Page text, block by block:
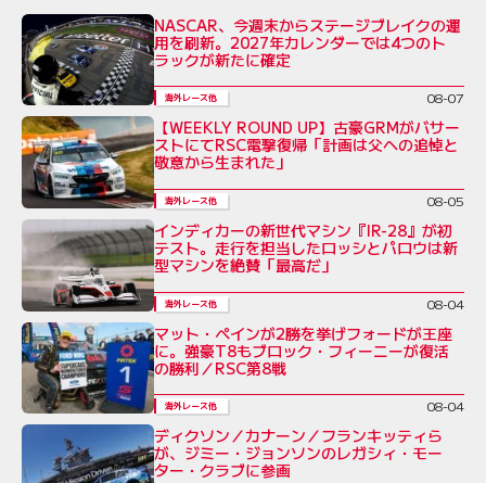
NASCAR、今週末からステージブレイクの運
用を刷新。2027年カレンダーでは4つのト
ラックが新たに確定
海外レース他 08-07
【WEEKLY ROUND UP】古豪GRMがバサー
ストにてRSC電撃復帰「計画は父への追悼と
敬意から生まれた」
海外レース他 08-05
インディカーの新世代マシン『IR-28』が初
テスト。走行を担当したロッシとパロウは新
型マシンを絶賛「最高だ」
海外レース他 08-04
マット・ペインが2勝を挙げフォードが王座
に。強豪T8もブロック・フィーニーが復活
の勝利／RSC第8戦
海外レース他 08-04
ディクソン／カナーン／フランキッティら
が、ジミー・ジョンソンのレガシィ・モー
ター・クラブに参画